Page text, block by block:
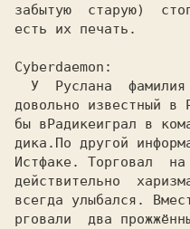
забытую  старую)
есть их печать.
довольно известный в
бы вРадикеиграл в
дика. По другой
Истфаке.
Торговал  на
действительно
всегда улыбался.
рговали  два